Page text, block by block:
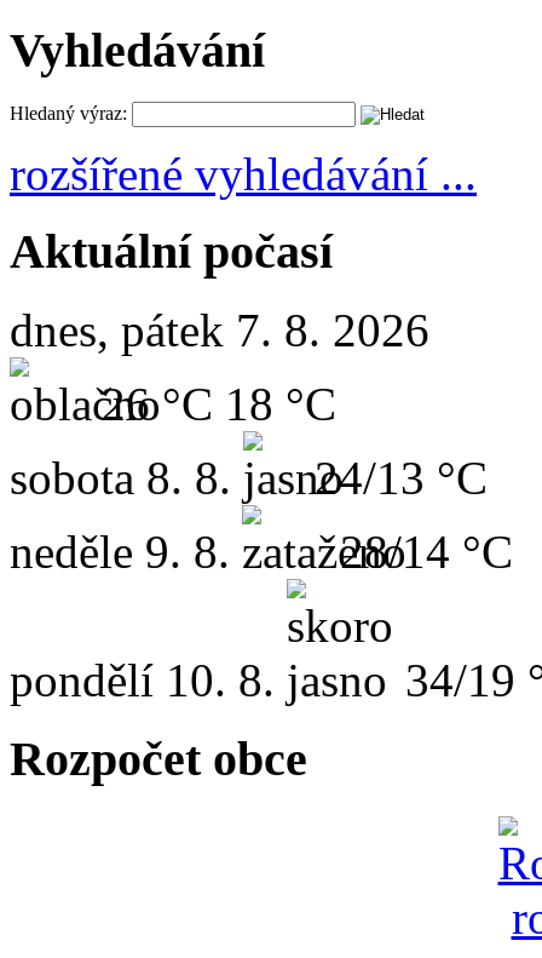
Vyhledávání
Hledaný výraz:
rozšířené vyhledávání ...
Aktuální počasí
dnes, pátek 7. 8. 2026
26 °C 18 °C
sobota 8. 8.
24/13 °C
neděle 9. 8. 28/14 °C
pondělí 10. 8. 34/19
Rozpočet obce